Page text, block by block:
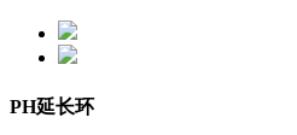
PH延长环